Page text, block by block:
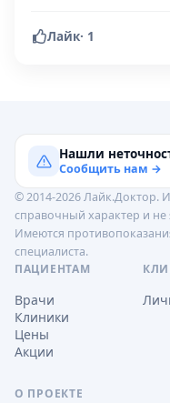
Лайк· 1
Нашли
Сообщить нам →
© 2014-2026 Лайк.Доктор.
справочный характер и не
Имеются
специалиста.
ПАЦИЕНТАМ
Врачи
Клиники
Цены
Акции
О ПРОЕКТЕ